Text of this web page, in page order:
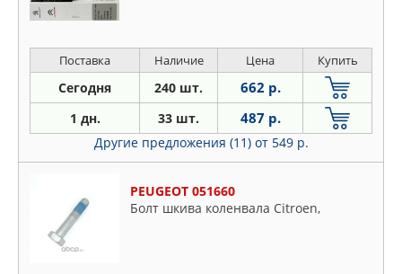
Поставка Наличие Цена Купить
Сегодня 240 шт. 662 р.
1 дн. 33 шт. 487 р.
Другие предложения (11) от 549 р.
PEUGEOT 051660
Болт шкива коленвала Citroen,